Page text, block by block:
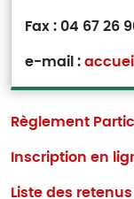
Fax : 04 67 26
e-mail :
Règlement
Inscription en
Liste des retenus